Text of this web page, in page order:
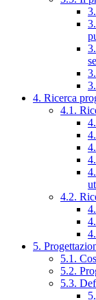
4. Ricerca
4.1.
4.2.
5.
5.1.
5.2.
5.3.